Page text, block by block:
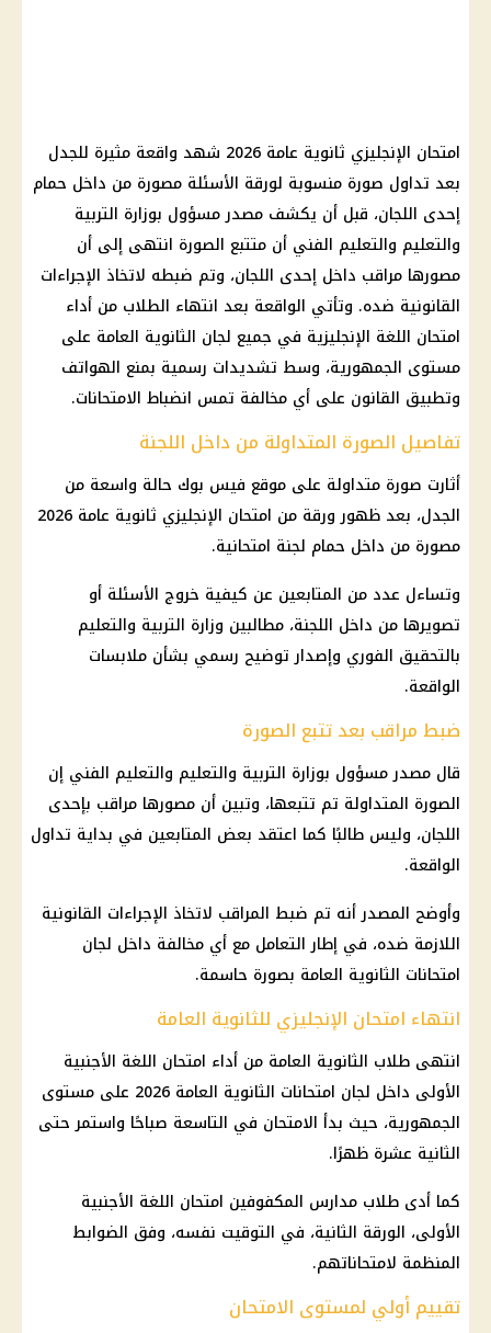
امتحان الإنجليزي ثانوية عامة 2026 شهد واقعة مثيرة للجدل
بعد تداول صورة منسوبة لورقة الأسئلة مصورة من داخل حمام
إحدى اللجان، قبل أن يكشف مصدر مسؤول بوزارة التربية
والتعليم والتعليم الفني أن متتبع الصورة انتهى إلى أن
مصورها مراقب داخل إحدى اللجان، وتم ضبطه لاتخاذ الإجراءات
القانونية ضده. وتأتي الواقعة بعد انتهاء الطلاب من أداء
امتحان اللغة الإنجليزية في جميع لجان الثانوية العامة على
مستوى الجمهورية، وسط تشديدات رسمية بمنع الهواتف
وتطبيق القانون على أي مخالفة تمس انضباط الامتحانات.
تفاصيل الصورة المتداولة من داخل اللجنة
أثارت صورة متداولة على موقع فيس بوك حالة واسعة من
الجدل، بعد ظهور ورقة من امتحان الإنجليزي ثانوية عامة 2026
مصورة من داخل حمام لجنة امتحانية.
وتساءل عدد من المتابعين عن كيفية خروج الأسئلة أو
تصويرها من داخل اللجنة، مطالبين وزارة التربية والتعليم
بالتحقيق الفوري وإصدار توضيح رسمي بشأن ملابسات
الواقعة.
ضبط مراقب بعد تتبع الصورة
قال مصدر مسؤول بوزارة التربية والتعليم والتعليم الفني إن
الصورة المتداولة تم تتبعها، وتبين أن مصورها مراقب بإحدى
اللجان، وليس طالبًا كما اعتقد بعض المتابعين في بداية تداول
الواقعة.
وأوضح المصدر أنه تم ضبط المراقب لاتخاذ الإجراءات القانونية
اللازمة ضده، في إطار التعامل مع أي مخالفة داخل لجان
امتحانات الثانوية العامة بصورة حاسمة.
انتهاء امتحان الإنجليزي للثانوية العامة
انتهى طلاب الثانوية العامة من أداء امتحان اللغة الأجنبية
الأولى داخل لجان امتحانات الثانوية العامة 2026
على مستوى
الجمهورية، حيث بدأ الامتحان في التاسعة صباحًا واستمر حتى
الثانية عشرة ظهرًا.
كما أدى طلاب مدارس المكفوفين امتحان اللغة الأجنبية
الأولى، الورقة الثانية، في التوقيت نفسه، وفق الضوابط
المنظمة لامتحاناتهم.
تقييم أولي لمستوى الامتحان